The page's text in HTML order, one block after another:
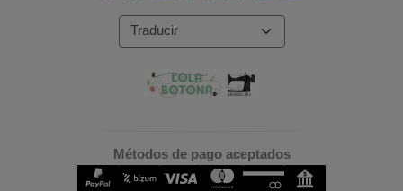
Métodos de pago aceptados